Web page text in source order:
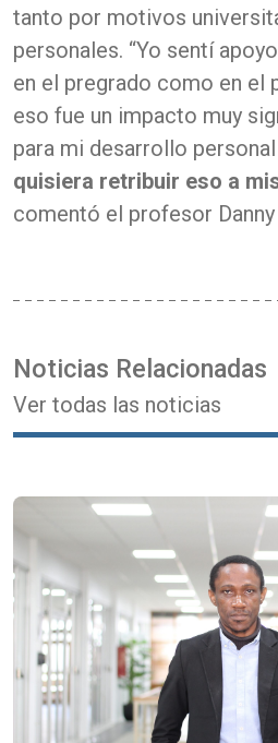
tanto por motivos
personales. “Yo sentí
en el pregrado como en el
eso fue un impacto muy
para mi desarrollo
quisiera retribuir eso a
comentó el profesor Danny
Noticias Relacionadas
Ver todas las noticias